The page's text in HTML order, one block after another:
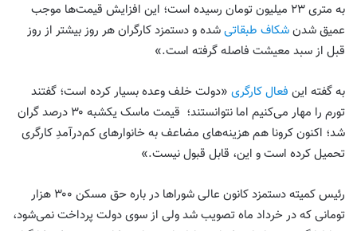
به متری ۲۳ میلیون تومان رسیده است؛ این افزایش قیمت‌ها موجب
عمیق شدنشکاف طبقاتیشده و دستمزد کارگران هر روز بیشتر از روز
قبل از سبد معیشت فاصله گرفته است.»
به گفته این فعال کارگری «دولت خلف وعده بسیار کرده است؛ گفتند
تورم را مهار می‌کنیم اما نتوانستند؛ قیمت ماسک یکشبه ۳۰ درصد گران
شد؛ اکنون کرونا هم هزینه‌های مضاعف به خانوارهای کم‌درآمدِ کارگری
تحمیل کرده است و این، قابل قبول نیست.»
رئیس کمیته دستمزد کانون عالی شوراها در باره حق مسکن ۳۰۰ هزار
تومانی که در خرداد ماه تصویب شد ولی از سوی دولت پرداخت نمی‌شود،